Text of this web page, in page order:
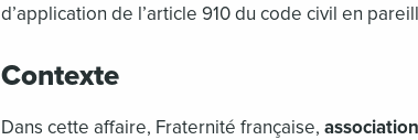
d’application de l’article 910 du code civil en
Contexte
Dans cette affaire, Fraternité française,